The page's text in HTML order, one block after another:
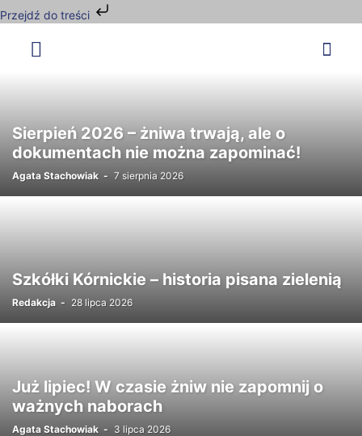
Przejdź do treści
Sierpień 2026 – żniwa trwają, ale o
dokumentach nie można zapominać!
Agata Stachowiak - 7 sierpnia 2026
Szkółki Kórnickie – historia pisana zielenią
Redakcja - 28 lipca 2026
Już lipiec! W czasie żniw nie zapomnij o
ważnych naborach
Agata Stachowiak - 3 lipca 2026